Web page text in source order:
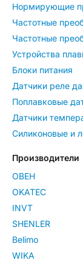
Нормирующие
Частотные
Частотные
Устройства
Блоки питания
Датчики реле
Поплавковые
Датчики
Силиконовые и
Производители
ОВЕН
OKATEC
INVT
SHENLER
Belimo
WIKA